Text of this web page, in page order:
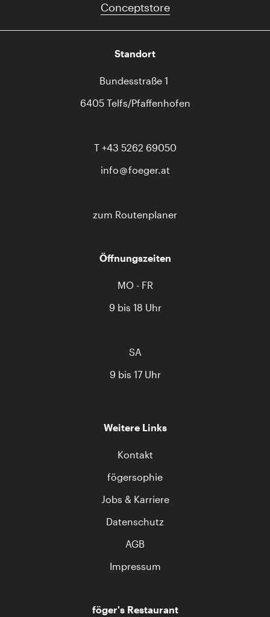
Conceptstore
Standort
Bundesstraße 1
6405 Telfs/Pfaffenhofen
T +43 5262 69050
info
foeger.at
zum Routenplaner
Öffnungszeiten
MO - FR
9 bis 18 Uhr
SA
9 bis 17 Uhr
Weitere Links
Kontakt
fögersophie
Jobs & Karriere
Datenschutz
AGB
Impressum
föger's Restaurant